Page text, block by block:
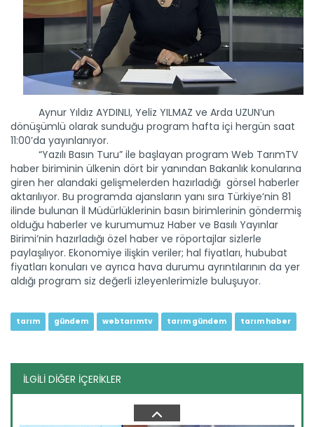
Aynur Yıldız AYDINLI, Yeliz YILMAZ ve Arda UZUN’un
dönüşümlü olarak sunduğu program hafta içi hergün saat
11:00’da yayınlanıyor.
“Yazılı Basın Turu” ile başlayan program Web TarımTV
haber biriminin ülkenin dört bir yanından Bakanlık konularına
giren her alandaki gelişmelerden hazırladığı görsel haberler
aktarılıyor. Bu programda ajansların yanı sıra Türkiye’nin 81
ilinde bulunan İl Müdürlüklerinin basın birimlerinin göndermiş
olduğu haberler ve kurumumuz Haber ve Basılı Yayınlar
Birimi’nin hazırladığı özel haber ve röportajlar sizlerle
paylaşılıyor. Ekonomiye ilişkin veriler; hal fiyatları, hububat
fiyatları konuları ve ayrıca hava durumu ayrıntılarının da yer
aldığı program siz değerli izleyenlerimizle buluşuyor.
tarım gündem webtarımtv tarım gündem tarım haber
İLGİLİ DİĞER İÇERİKLER
Tarım Gündem 24.06.2022
Bir Web TarımTV klasiği haline gelen Tarım Gündem
programı, tarım...
Devamını Oku ->
Tarım Gündem 23.06.2022
Bir Web TarımTV klasiği haline gelen Tarım Gündem
programı, tarım...
Devamını Oku ->
Tarım Gündem 21.06.2022
Bir Web TarımTV klasiği haline gelen Tarım Gündem